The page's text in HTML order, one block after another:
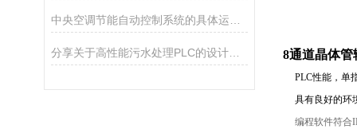
分享关于高性能污水处理PLC的设计方面 8通道晶体
PLC性能，单
具有良好的环
编程软件符合